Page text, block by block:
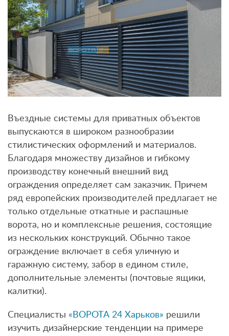
Въездные системы для приватных объектов
выпускаются в широком разнообразии
стилистических оформлений и материалов.
Благодаря множеству дизайнов и гибкому
производству конечный внешний вид
ограждения определяет сам заказчик. Причем
ряд европейских производителей предлагает не
только отдельные откатные и распашные
ворота, но и комплексные решения, состоящие
из нескольких конструкций. Обычно такое
ограждение включает в себя уличную и
гаражную систему, забор в едином стиле,
дополнительные элементы (почтовые ящики,
калитки).
Специалисты «ВОРОТА 24 Харьков» решили
изучить дизайнерские тенденции на примере